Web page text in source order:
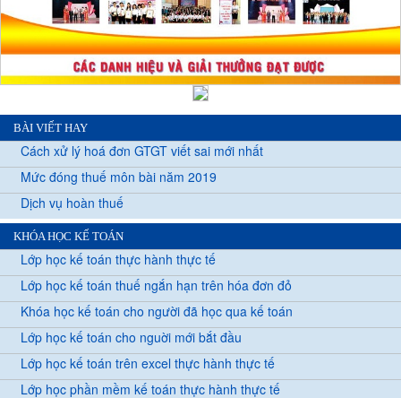
BÀI VIẾT HAY
Cách xử lý hoá đơn GTGT viết sai mới nhất
Mức đóng thuế môn bài năm 2019
Dịch vụ hoàn thuế
KHÓA HỌC KẾ TOÁN
Lớp học kế toán thực hành thực tế
Lớp học kế toán thuế ngắn hạn trên hóa đơn đỏ
Khóa học kế toán cho người đã học qua kế toán
Lớp học kế toán cho nguời mới bắt đầu
Lớp học kế toán trên excel thực hành thực tế
Lớp học phần mềm kế toán thực hành thực tế